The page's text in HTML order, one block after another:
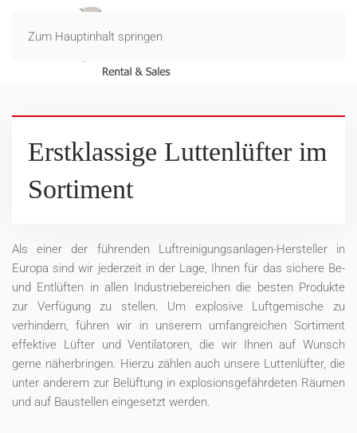
Zum Hauptinhalt springen
Erstklassige Luttenlüfter im
Sortiment
Als einer der führenden Luftreinigungsanlagen-Hersteller in
Europa sind wir jederzeit in der Lage, Ihnen für das sichere Be-
und Entlüften in allen Industriebereichen die besten Produkte
zur Verfügung zu stellen. Um explosive Luftgemische zu
verhindern, führen wir in unserem umfangreichen Sortiment
effektive Lüfter und Ventilatoren, die wir Ihnen auf Wunsch
gerne näherbringen. Hierzu zählen auch unsere Luttenlüfter, die
unter anderem zur Belüftung in explosionsgefährdeten Räumen
und auf Baustellen eingesetzt werden.